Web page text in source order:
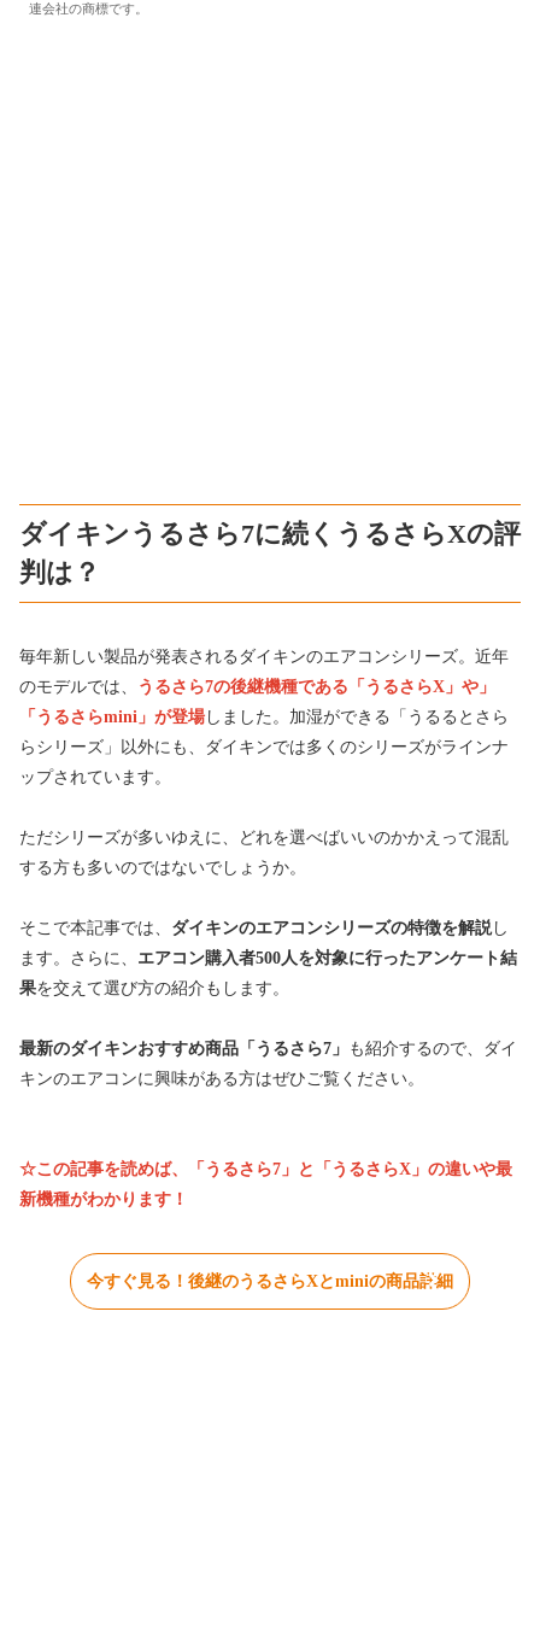
連会社の商標です。
ダイキンうるさら7に続くうるさらXの評
判は？
毎年新しい製品が発表されるダイキンのエアコンシリーズ。近年
のモデルでは、
うるさら7の後継機種である「うるさらX」や」
「うるさらmini」が登場しました。加湿ができる「うるるとさら
らシリーズ」以外にも、ダイキンでは多くのシリーズがラインナ
ップされています。
ただシリーズが多いゆえに、どれを選べばいいのかかえって混乱
する方も多いのではないでしょうか。
そこで本記事では、 ダイキンのエアコンシリーズの特徴を解説し
ます。さらに、 エアコン購入者500人を対象に行ったアンケート結
果を交えて選び方の紹介もします。
最新のダイキンおすすめ商品「うるさら7」 も紹介するので、ダイ
キンのエアコンに興味がある方はぜひご覧ください。
☆この記事を読めば、「うるさら7」と「うるさらX」の違いや最
新機種がわかります！
今すぐ見る！後継のうるさらXとminiの商品詳細